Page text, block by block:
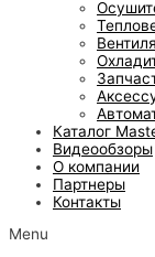
Каталог
Видеообзоры
О компании
Партнеры
Контакты
Menu